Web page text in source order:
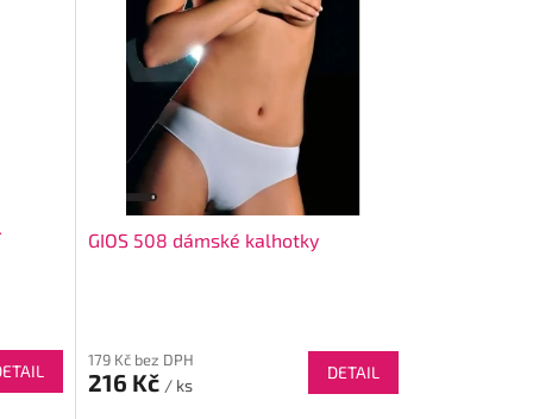
GIOS 508 dámské kalhotky
179 Kč bez DPH
216 Kč / ks
DETAIL